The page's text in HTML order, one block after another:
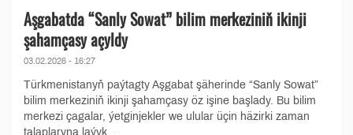
Aşgabatda “Sanly Sowat” bilim merkeziniň ikinji
şahamçasy açyldy
03.02.2026 - 16:27
Türkmenistanyň paýtagty Aşgabat şäherinde “Sanly Sowat”
bilim merkeziniň ikinji şahamçasy öz işine başlady. Bu bilim
merkezi çagalar, ýetginjekler we ulular üçin häzirki zaman
talaplaryna laýyk...